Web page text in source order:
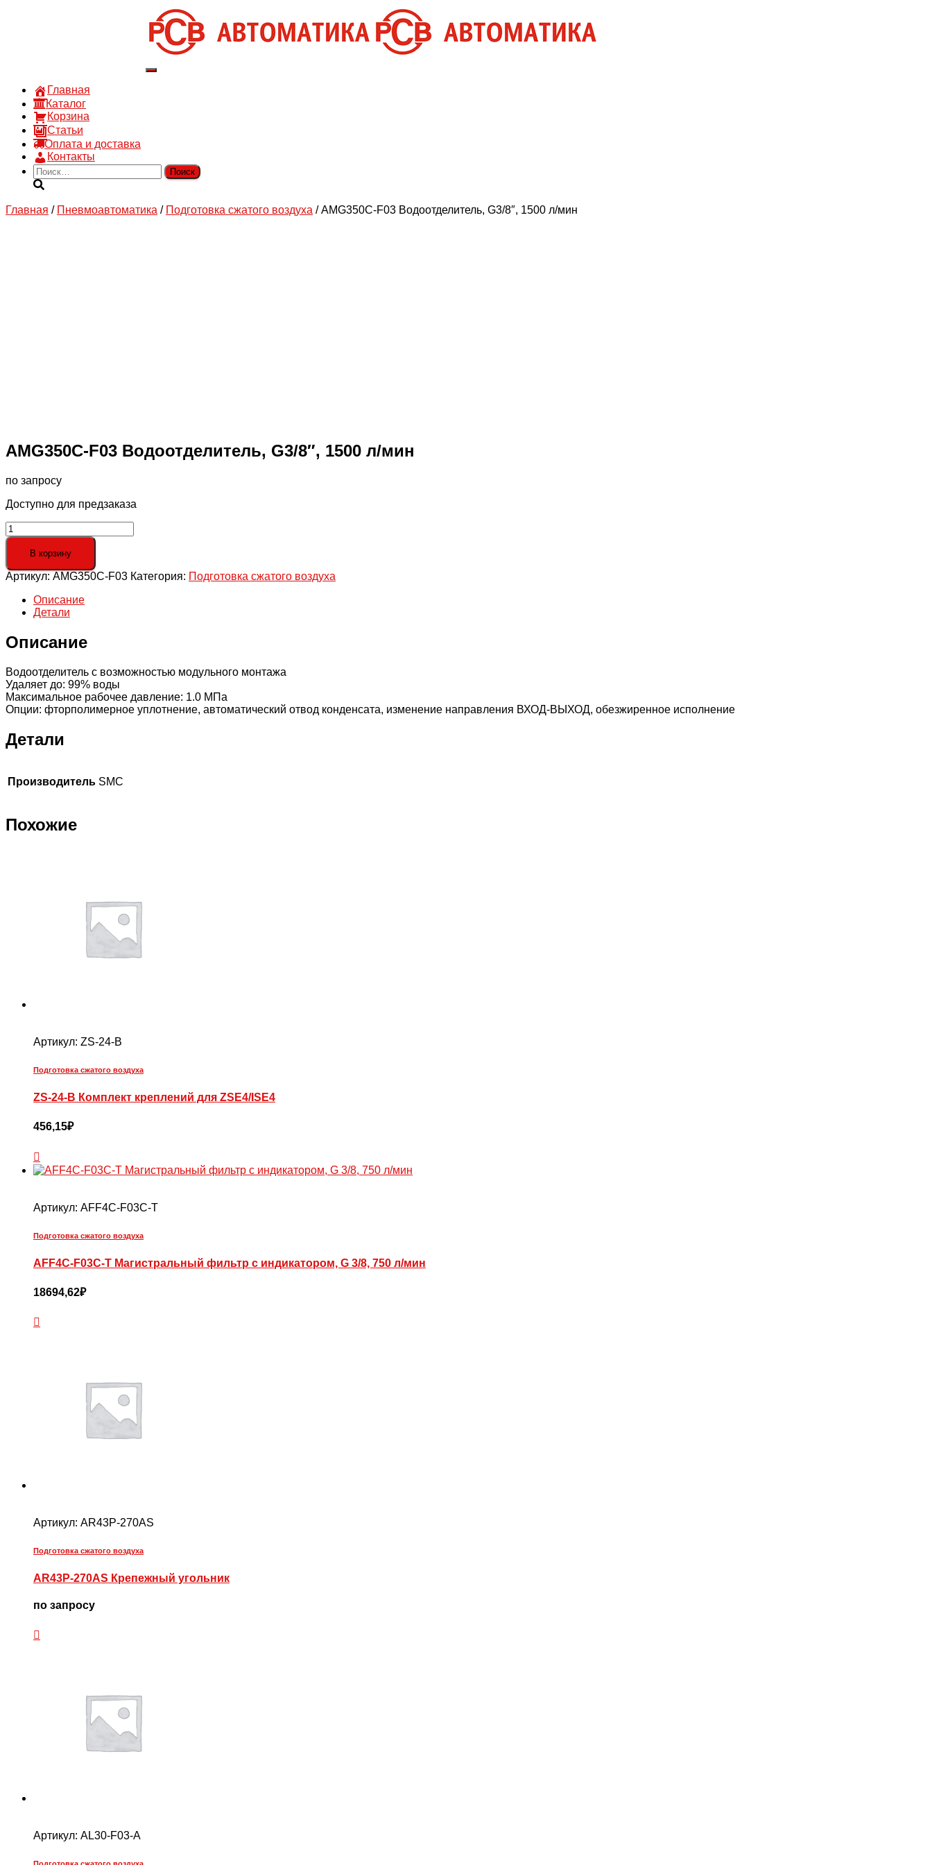
Переключить
Главная
Каталог
Корзина
Статьи
Оплата и доставка
Контакты
Найти:
Главная / Пневмоавтоматика / Подготовка сжатого воздуха / AMG350C-F03 Водоотделитель, G3/8″, 1500 л/мин
AMG350C-F03 Водоотделитель, G3/8″, 1500 л/мин
по запросу
Доступно для предзаказа
Количество
товара
AMG350C-
F03
Водоотделитель,
1500
В корзину
Артикул: AMG350C-F03 Категория: Подготовка сжатого воздуха
Описание
Детали
Описание
Водоотделитель с возможностью модульного монтажа
Удаляет до: 99% воды
Максимальное рабочее давление: 1.0 МПа
Опции: фторполимерное уплотнение, автоматический отвод конденсата, изменение направления ВХОД-ВЫХОД, обезжиренное исполнение
Детали
Производитель SMC
Похожие
Артикул: ZS-24-B
Подготовка сжатого воздуха
ZS-24-B Комплект креплений для ZSE4/ISE4
456,15₽
Артикул: AFF4C-F03C-T
Подготовка сжатого воздуха
AFF4C-F03C-T Магистральный фильтр с индикатором, G 3/8, 750 л/мин
18694,62₽
Артикул: AR43P-270AS
Подготовка сжатого воздуха
AR43P-270AS Крепежный угольник
по запросу
Артикул: AL30-F03-A